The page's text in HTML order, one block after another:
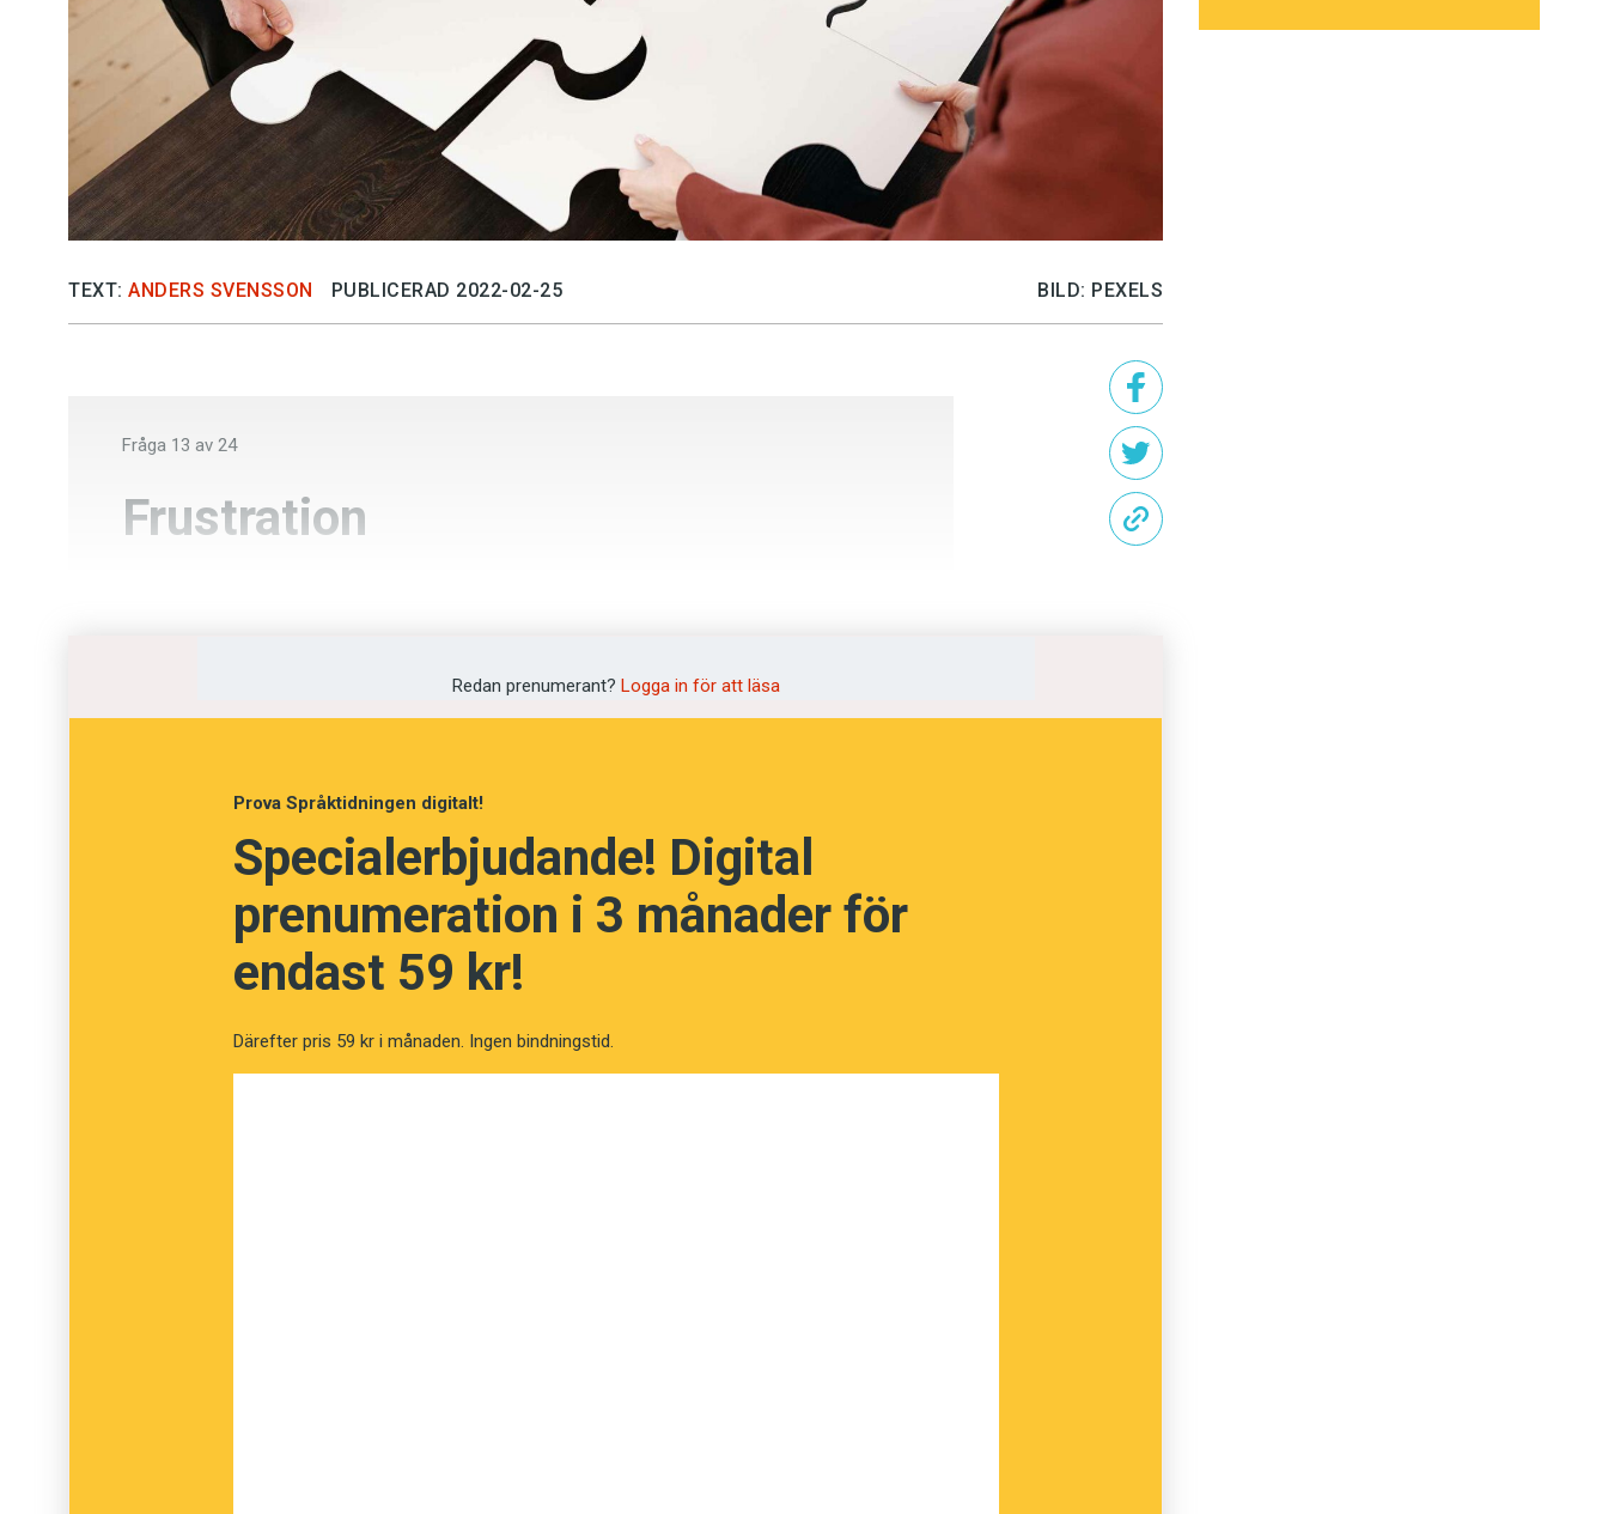
Läs Språktidningen digitalt
Press
TEXT: ANDERS SVENSSON PUBLICERAD 2022-02-25 BILD: PEXELS
Fråga 13 av 24
Frustration
NÄSTA FRÅGA
Redan prenumerant? Logga in för att läsa
Prova Språktidningen digitalt!
Specialerbjudande! Digital
prenumeration i 3 månader för
endast 59 kr!
Därefter pris 59 kr i månaden. Ingen bindningstid.